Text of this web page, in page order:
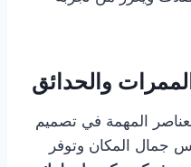
والحدائق
المهمة في تصميم
جمال المكان وتوفر